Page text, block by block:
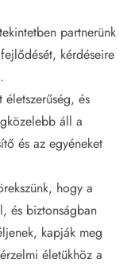
partnerünk
kérdéseire
életszerűség, és
áll a
és az egyéneket
hogy a
és biztonságban
kapják meg
életükhöz a